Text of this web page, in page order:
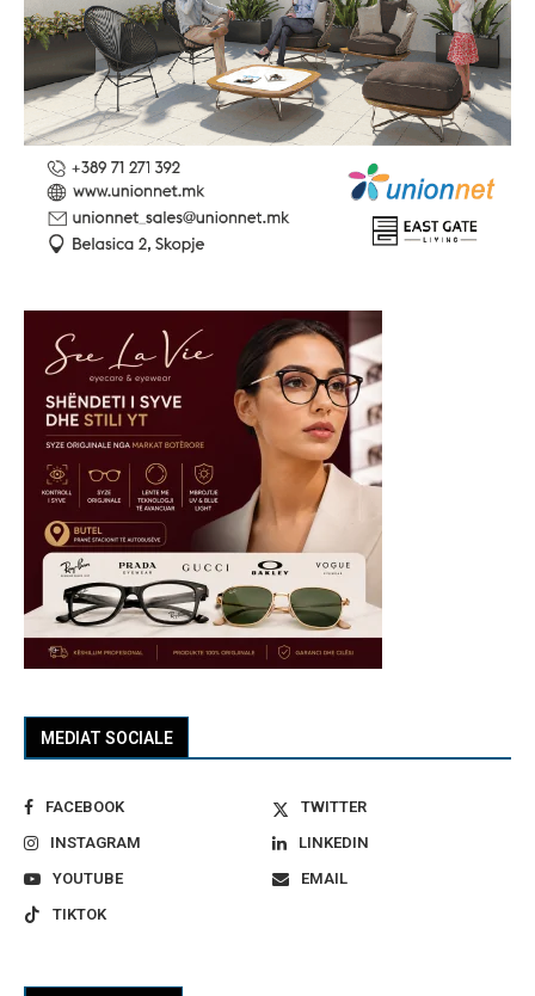
MEDIAT SOCIALE
FACEBOOK
TWITTER
INSTAGRAM
LINKEDIN
YOUTUBE
EMAIL
TIKTOK